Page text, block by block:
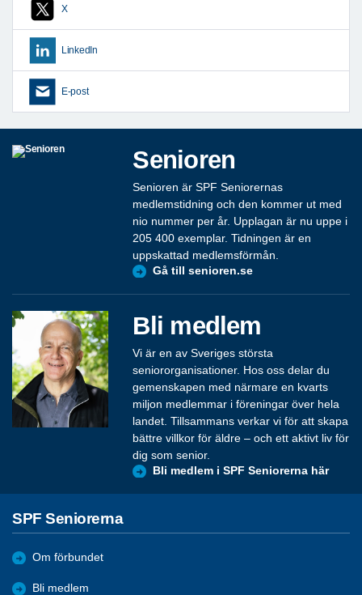
X
LinkedIn
E-post
Senioren
Senioren är SPF Seniorernas
medlemstidning och den kommer ut med
nio nummer per år. Upplagan är nu uppe i
205 400 exemplar. Tidningen är en
uppskattad medlemsförmån.
Gå till senioren.se
Bli medlem
Vi är en av Sveriges största
seniororganisationer. Hos oss delar du
gemenskapen med närmare en kvarts
miljon medlemmar i föreningar över hela
landet. Tillsammans verkar vi för att skapa
bättre villkor för äldre – och ett aktivt liv för
dig som senior.
Bli medlem i SPF Seniorerna här
SPF Seniorerna
Om förbundet
Bli medlem